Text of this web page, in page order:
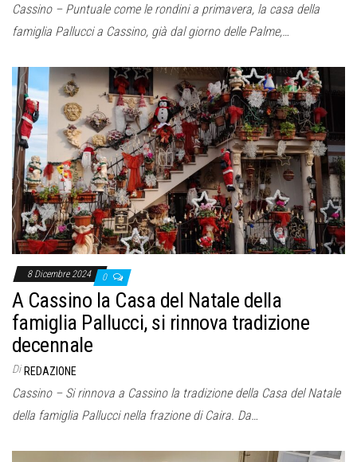
Cassino – Puntuale come le rondini a primavera, la casa della
famiglia Pallucci a Cassino, già dal giorno delle Palme,…
8 Dicembre 2024 0
A Cassino la Casa del Natale della
famiglia Pallucci, si rinnova tradizione
decennale
Di REDAZIONE
Cassino – Si rinnova a Cassino la tradizione della Casa del Natale
della famiglia Pallucci nella frazione di Caira. Da…